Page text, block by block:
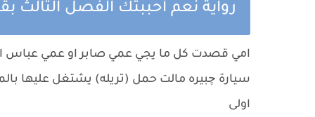
رواية نعم أحببتك الفصل الثالث
امي قصدت كل ما يجي عمي صابر او عمي عباس
سيارة چبيره مالت حمل (تريله) يشتغل عليها
اولى